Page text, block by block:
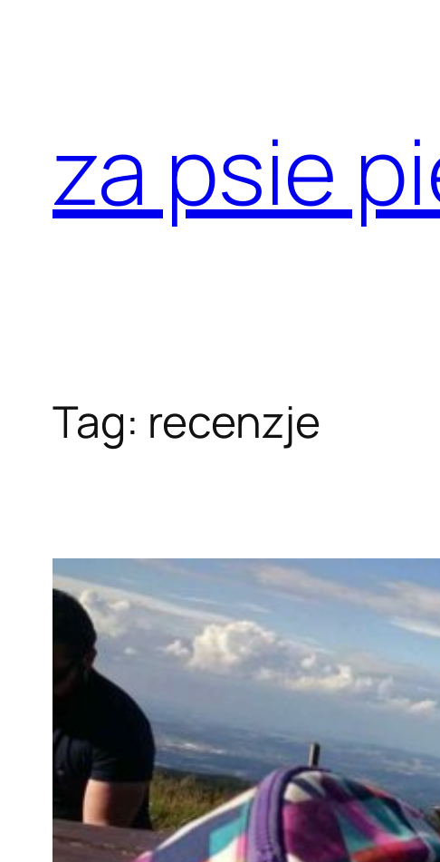
za psie
Tag: recenzje